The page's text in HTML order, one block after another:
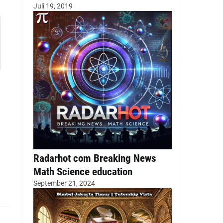
Juli 19, 2019
Radarhot com Breaking News
Math Science education
September 21, 2024